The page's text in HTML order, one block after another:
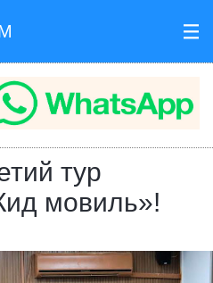
III
тур
мовиль»!